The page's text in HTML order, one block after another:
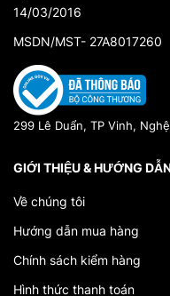
14/03/2016
MSDN/MST- 27A8017260
299 Lê Duẩn, TP Vinh,
GIỚI THIỆU & HƯỚNG
Về chúng tôi
Hướng dẫn mua hàng
Chính sách kiểm hàng
Hình thức thanh toán